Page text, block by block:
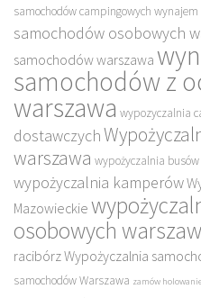
samochodów campingowych wynajem
samochodów osobowych
samochodów warszawa
samochodów z
warszawa wypozyczalnia
dostawczych
warszawa wypożyczalnia
wypożyczalnia kamperów
Mazowieckie
osobowych
racibórzWypożyczalnia
samochodów Warszawa zamów